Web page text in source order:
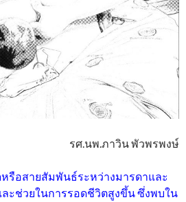
รศ.นพ.ภาวิน พัวพรพงษ์
รือสายสัมพันธ์ระหว่างมารดาและ
ะช่วยในการรอดชีวิตสูงขึ้น ซึ่งพบใน